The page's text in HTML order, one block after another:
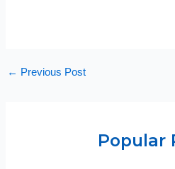
← Previous Post
Popular